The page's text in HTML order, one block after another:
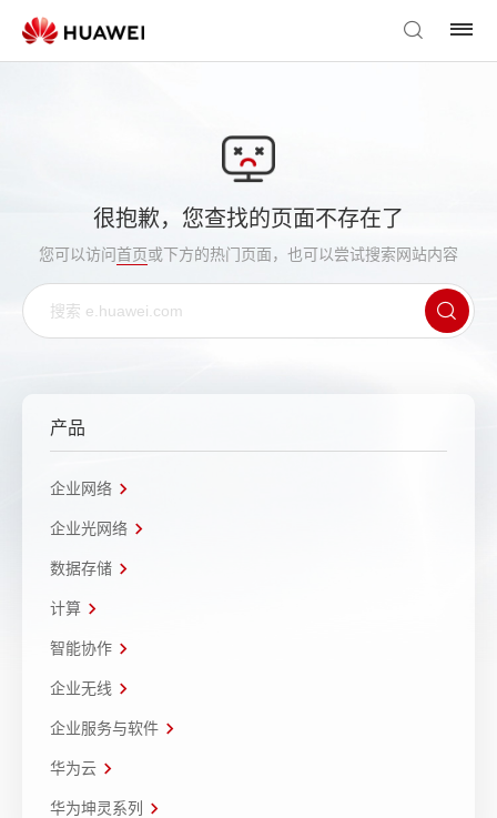
很抱歉，您查找的页面不存在了
您可以访问首页或下方的热门页面，也可以尝试搜索网站内容
产品
企业网络
企业光网络
数据存储
计算
智能协作
企业无线
企业服务与软件
华为云
华为坤灵系列